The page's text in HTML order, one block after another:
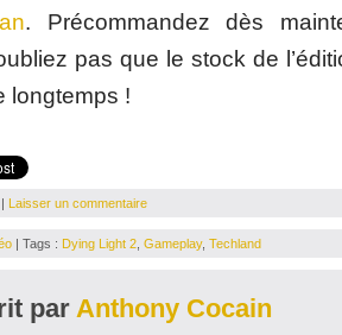
. Précommandez dès
pas que le stock de
longtemps !
Laisser un commentaire
| Tags : Dying Light 2 Gameplay, Techland
par Anthony Cocain